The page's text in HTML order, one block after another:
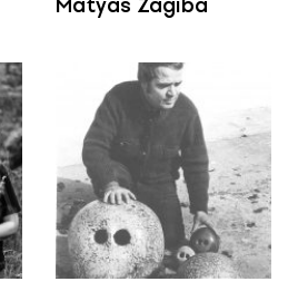
Mátyás Zagiba